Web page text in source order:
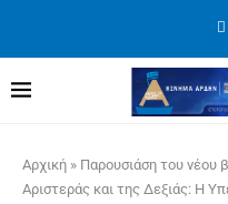
Αρχική » Παρουσιάση του νέου
Αριστεράς και της Δεξιάς: Η